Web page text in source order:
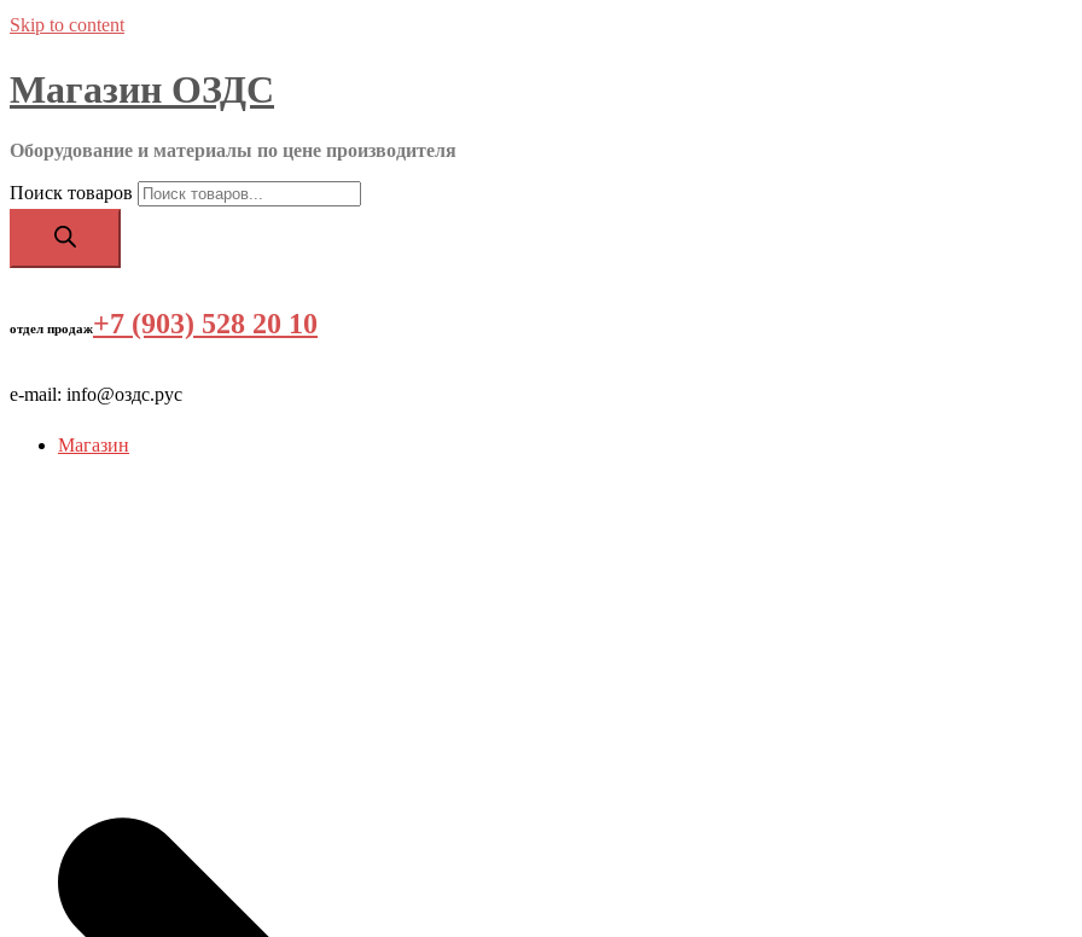
Skip to content
Магазин ОЗДС
Оборудование и материалы по цене производителя
Поиск товаров
отдел продаж+7 (903) 528 20 10
e-mail: info@оздс.рус
Магазин